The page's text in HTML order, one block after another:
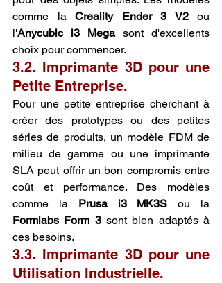
comme la Creality Ender 3 V2 ou
l'Anycubic i3 Mega sont d'excellents
choix pour commencer.
3.2. Imprimante 3D pour une
Petite Entreprise.
Pour une petite entreprise cherchant à
créer des prototypes ou des petites
séries de produits, un modèle FDM de
milieu de gamme ou une imprimante
SLA peut offrir un bon compromis entre
coût et performance. Des modèles
comme la Prusa i3 MK3S
Formlabs Form 3 sont bien adaptés à
ces besoins.
3.3. Imprimante 3D pour une
Utilisation Industrielle.